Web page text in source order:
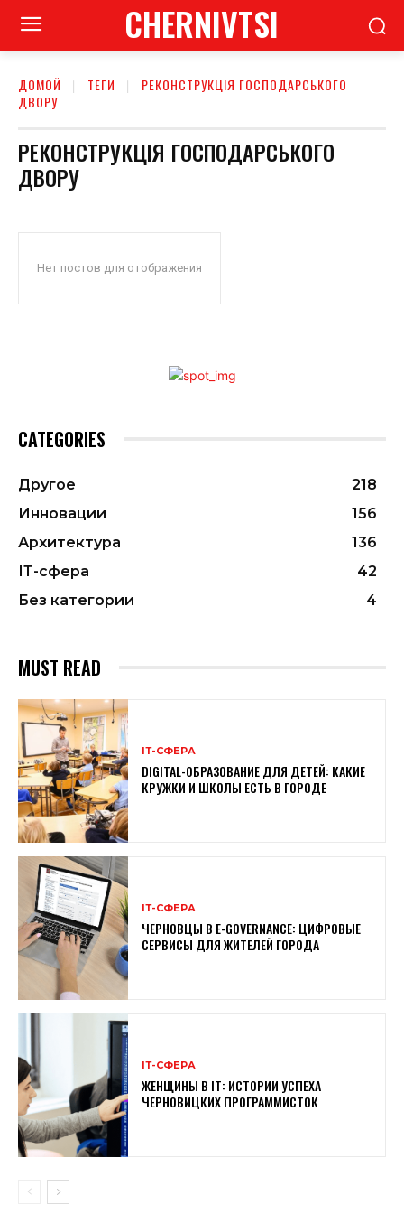
CHERNIVTSI
ДОМОЙ ТЕГИ
РЕКОНСТРУКЦІЯ ГОСПОДАРСЬКОГО
ДВОРУ
РЕКОНСТРУКЦІЯ ГОСПОДАРСЬКОГО
ДВОРУ
Нет постов для отображения
CATEGORIES
Другое
218
Инновации
156
Архитектура
136
ІТ-сфера
42
Без категории
4
MUST READ
ІТ-СФЕРА
DIGITAL-ОБРАЗОВАНИЕ ДЛЯ ДЕТЕЙ: КАКИЕ
КРУЖКИ И ШКОЛЫ ЕСТЬ В ГОРОДЕ
ІТ-СФЕРА
ЧЕРНОВЦЫ В E-GOVERNANCE: ЦИФРОВЫЕ
СЕРВИСЫ ДЛЯ ЖИТЕЛЕЙ ГОРОДА
ІТ-СФЕРА
ЖЕНЩИНЫ В ІТ: ИСТОРИИ УСПЕХА
ЧЕРНОВИЦКИХ ПРОГРАММИСТОК